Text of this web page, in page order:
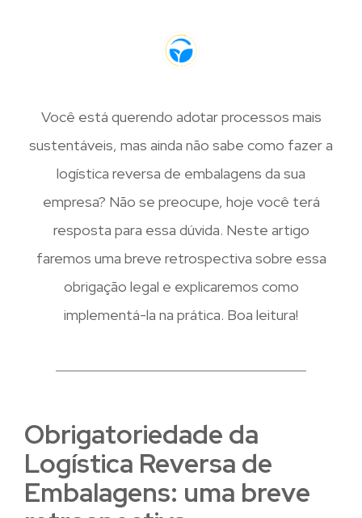
Você está querendo adotar processos mais
sustentáveis, mas ainda não sabe como fazer a
logística reversa de embalagens da sua
empresa? Não se preocupe, hoje você terá
resposta para essa dúvida. Neste artigo
faremos uma breve retrospectiva sobre essa
obrigação legal e explicaremos como
implementá-la na prática. Boa leitura!
Obrigatoriedade da
Logística Reversa de
Embalagens: uma breve